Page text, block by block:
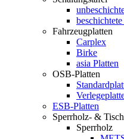
Fahrzeugplatten
Carplex
Birke
asia Platten
OSB-Platten
ESB-Platten
Sperrholz- &
Sperrholz